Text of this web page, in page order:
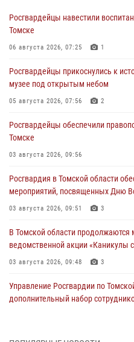
Росгвардейцы навестили
Томске
06 августа 2026, 07:25 1
Росгвардейцы прикоснулись к
музее под открытым небом
05 августа 2026, 07:56 2
Росгвардейцы обеспечили
Томске
03 августа 2026, 09:56
Росгвардия в Томской области
мероприятий, посвященных Дню
03 августа 2026, 09:51 3
В Томской области продолжаются
ведомственной акции «Каникулы
03 августа 2026, 09:48 3
Управление Росгвардии по
дополнительный набор